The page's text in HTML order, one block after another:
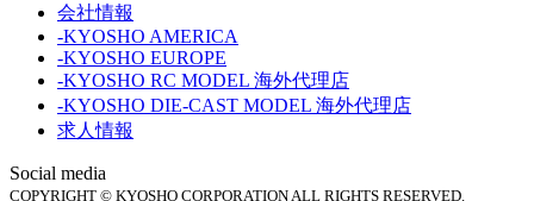
会社情報
-KYOSHO AMERICA
-KYOSHO EUROPE
-KYOSHO RC MODEL 海外代理店
-KYOSHO DIE-CAST MODEL 海外代理店
求人情報
Social media
COPYRIGHT © KYOSHO CORPORATION ALL RIGHTS RESERVED.